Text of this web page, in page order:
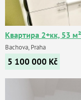
Квартира 2+кк, 53
Bachova, Praha
5 100 000 Kč